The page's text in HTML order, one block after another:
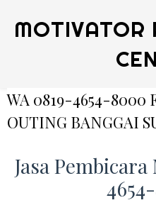
MOTIVATOR
WA 0819-4654-8000
OUTING BANGGAI
Jasa